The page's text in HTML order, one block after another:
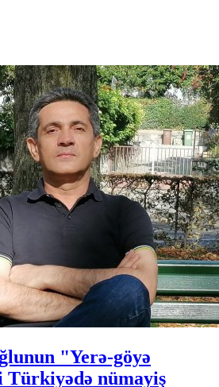
"Yerə-göyə
Türkiyədə nümayiş